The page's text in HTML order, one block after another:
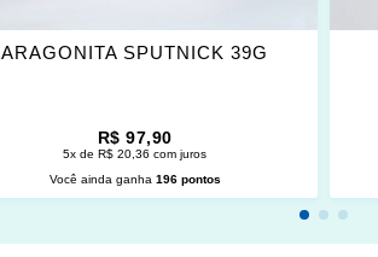
ARAGONITA SPUTNICK 39G
R$ 97,90
5x de R$ 20,36 com juros
Você ainda ganha 196 pontos